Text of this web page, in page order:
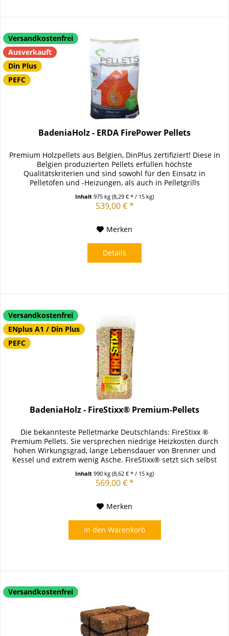
Versandkostenfrei
Ausverkauft
Din Plus
PEFC
BadeniaHolz - ERDA FirePower Pellets
Premium Holzpellets aus Belgien, DinPlus zertifiziert! Diese in
Belgien produzierten Pellets erfüllen höchste
Qualitätskriterien und sind sowohl für den Einsatz in
Pelletöfen und -Heizungen, als auch in Pelletgrills
Inhalt975 kg(8,29 € * / 15 kg)
539,00 € *
Merken
Details
Versandkostenfrei
ENplus A1 / Din Plus
PEFC
BadeniaHolz - FireStixx® Premium-Pellets
Die bekannteste Pelletmarke Deutschlands: FireStixx ®
Premium Pellets. Sie versprechen niedrige Heizkosten durch
hohen Wirkungsgrad, lange Lebensdauer von Brenner und
Kessel und extrem wenig Asche. FireStixx® setzt sich selbst
Inhalt990 kg(8,62 € * / 15 kg)
569,00 € *
Merken
In den Warenkorb
Versandkostenfrei